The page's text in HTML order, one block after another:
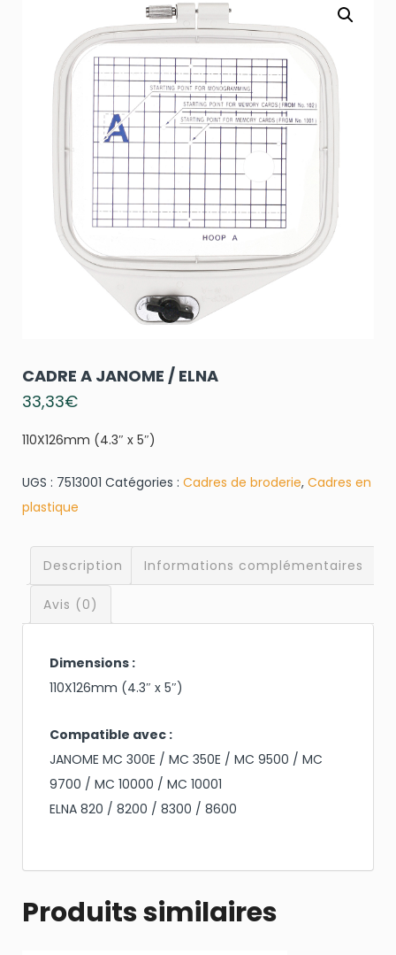
CADRE A JANOME / ELNA
33,33€
110X126mm (4.3″ x 5″)
UGS : 7513001 Catégories : Cadres de broderie, Cadres en
plastique
Description Informations complémentaires
Avis (0)
Dimensions :
110X126mm (4.3″ x 5″)
Compatible avec :
JANOME MC 300E / MC 350E / MC 9500 / MC
9700 / MC 10000 / MC 10001
ELNA 820 / 8200 / 8300 / 8600
Produits similaires